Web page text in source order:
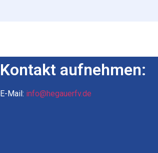
Kontakt aufnehmen:
E-Mail: info@hegauerfv.de